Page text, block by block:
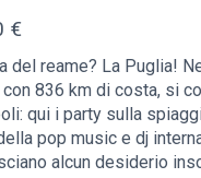
€
del reame? La Puglia!
con 836 km di costa, si
qui i party sulla
pop music e dj
alcun desiderio